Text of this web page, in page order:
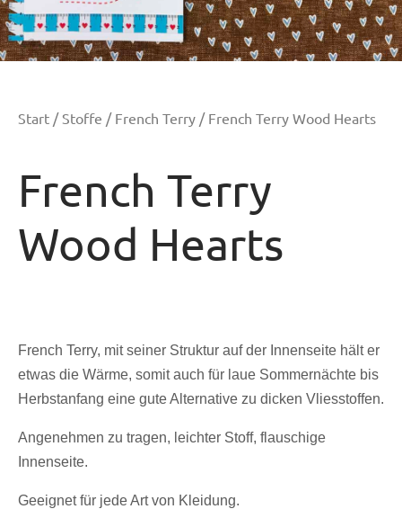
Start / Stoffe / French Terry / French Terry Wood Hearts
French Terry
Wood Hearts
French Terry, mit seiner Struktur auf der Innenseite hält er
etwas die Wärme, somit auch für laue Sommernächte bis
Herbstanfang eine gute Alternative zu dicken Vliesstoffen.
Angenehmen zu tragen, leichter Stoff, flauschige
Innenseite.
Geeignet für jede Art von Kleidung.